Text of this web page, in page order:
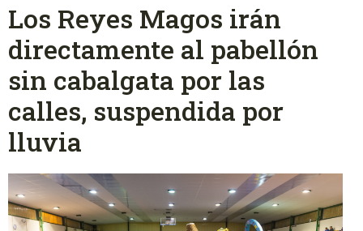
Los Reyes Magos irán
directamente al pabellón
sin cabalgata por las
calles, suspendida por
lluvia